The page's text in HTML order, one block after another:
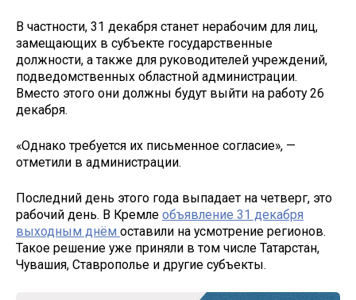
В частности, 31 декабря станет нерабочим для лиц,
замещающих в субъекте государственные
должности, а также для руководителей учреждений,
подведомственных областной администрации.
Вместо этого они должны будут выйти на работу 26
декабря.
«Однако требуется их письменное согласие», —
отметили в администрации.
Последний день этого года выпадает на четверг, это
рабочий день. В Кремле объявление 31 декабря
выходным днём оставили на усмотрение регионов.
Такое решение уже приняли в том числе Татарстан,
Чувашия, Ставрополье и другие субъекты.